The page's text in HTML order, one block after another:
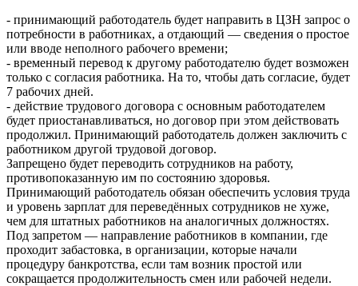
- принимающий работодатель будет направить в ЦЗН запрос о
потребности в работниках, а отдающий — сведения о простое
или вводе неполного рабочего времени;
- временный перевод к другому работодателю будет возможен
только с согласия работника. На то, чтобы дать согласие, будет
7 рабочих дней.
- действие трудового договора с основным работодателем
будет приостанавливаться, но договор при этом действовать
продолжил. Принимающий работодатель должен заключить с
работником другой трудовой договор.
Запрещено будет переводить сотрудников на работу,
противопоказанную им по состоянию здоровья.
Принимающий работодатель обязан обеспечить условия труда
и уровень зарплат для переведённых сотрудников не хуже,
чем для штатных работников на аналогичных должностях.
Под запретом — направление работников в компании, где
проходит забастовка, в организации, которые начали
процедуру банкротства, если там возник простой или
сокращается продолжительность смен или рабочей недели.